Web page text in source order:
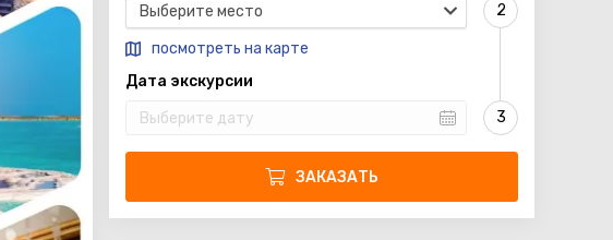
Выберите место
посмотреть на карте
Дата экскурсии
ЗАКАЗАТЬ